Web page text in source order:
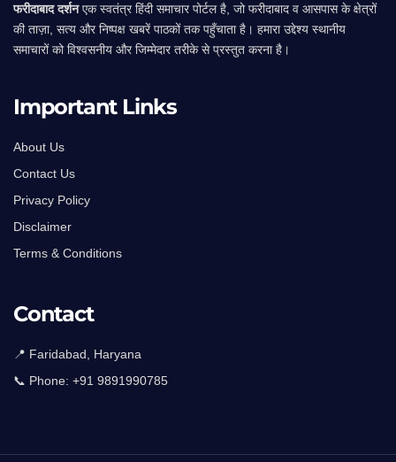
फरीदाबाद दर्शनएक स्वतंत्र हिंदी समाचार पोर्टल है, जो फरीदाबाद व आसपास के क्षेत्रों
की ताज़ा, सत्य और निष्पक्ष खबरें पाठकों तक पहुँचाता है। हमारा उद्देश्य स्थानीय
समाचारों को विश्वसनीय और जिम्मेदार तरीके से प्रस्तुत करना है।
Important Links
About Us
Contact Us
Privacy Policy
Disclaimer
Terms & Conditions
Contact
📍 Faridabad, Haryana
📞 Phone: +91 9891990785